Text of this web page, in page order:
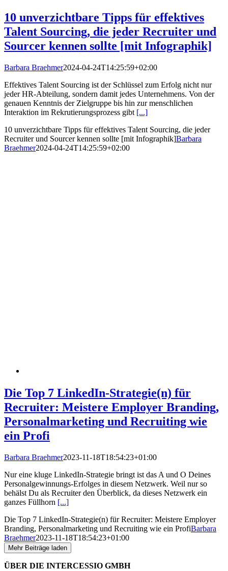
10 unverzichtbare Tipps für effektives
Talent Sourcing, die jeder Recruiter und
Sourcer kennen sollte [mit Infographik]
Barbara Braehmer2024-04-24T14:25:59+02:00
Effektives Talent Sourcing ist der Schlüssel zum Erfolg nicht nur
jeder HR-Abteilung, sondern damit jedes Unternehmens. Von der
genauen Kenntnis der Zielgruppe bis hin zur menschlichen
Interaktion im Rekrutierungsprozess gibt [...]
10 unverzichtbare Tipps für effektives Talent Sourcing, die jeder
Recruiter und Sourcer kennen sollte [mit Infographik]Barbara
Braehmer2024-04-24T14:25:59+02:00
Die Top 7 LinkedIn-Strategie(n) für
Recruiter: Meistere Employer Branding,
Personalmarketing und Recruiting wie
ein Profi
Barbara Braehmer2023-11-18T18:54:23+01:00
Nur eine kluge LinkedIn-Strategie bringt ist das A und O Deines
Personalgewinnungs-Erfolges in diesem Netzwerk. Weil nur so
behälst Du als Recruiter den Überblick, da dieses Netzwerk ein
ganzes Füllhorn [...]
Die Top 7 LinkedIn-Strategie(n) für Recruiter: Meistere Employer
Branding, Personalmarketing und Recruiting wie ein ProfiBarbara
Braehmer2023-11-18T18:54:23+01:00
Mehr Beiträge laden
ÜBER DIE INTERCESSIO GMBH